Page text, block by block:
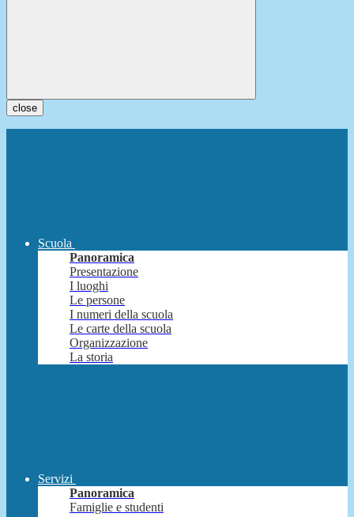
close
Scuola
Panoramica
Presentazione
I luoghi
Le persone
I numeri della scuola
Le carte della scuola
Organizzazione
La storia
Servizi
Panoramica
Famiglie e studenti